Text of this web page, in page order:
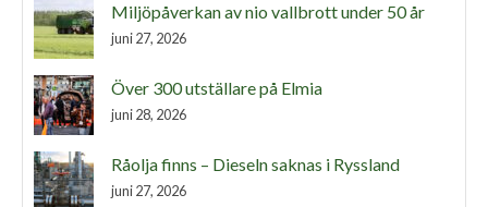
Miljöpåverkan av nio vallbrott under 50 år
juni 27, 2026
Över 300 utställare på Elmia
juni 28, 2026
Råolja finns – Dieseln saknas i Ryssland
juni 27, 2026